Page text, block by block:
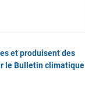
et produisent des
le Bulletin climatique